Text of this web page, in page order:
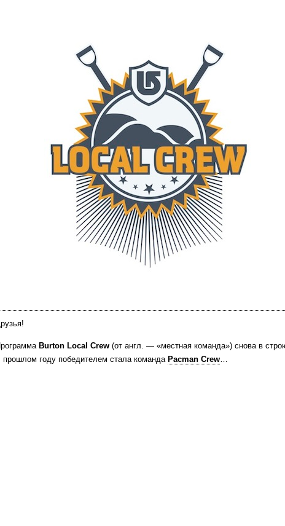
Burton Local Crew (от англ. — «местная команда») снова в
прошлом году победителем стала команда Pacman Crew…